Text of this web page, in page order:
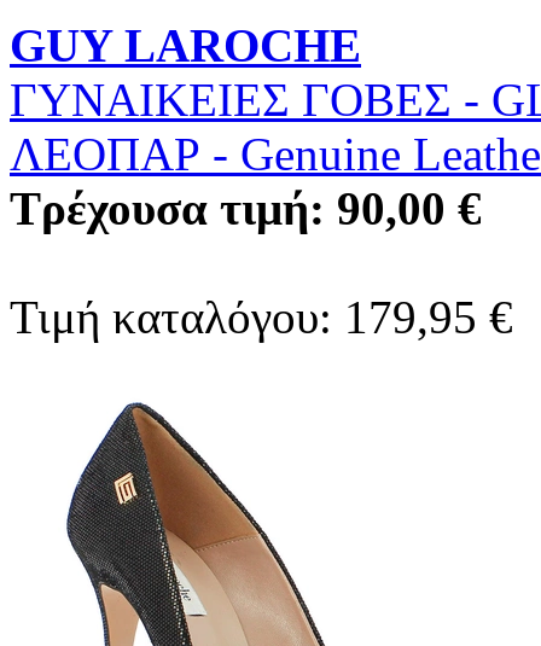
GUY LAROCHE
ΓΥΝΑΙΚΕΙΕΣ ΓΟΒΕΣ -
ΛΕΟΠΑΡ - Genuine
Τρέχουσα τιμή: 90,00 €
Τιμή καταλόγου: 179,95 €